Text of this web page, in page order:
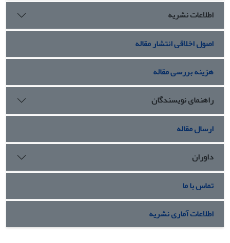
اطلاعات نشریه
اصول اخلاقی انتشار مقاله
هزینه بررسی مقاله
راهنمای نویسندگان
ارسال مقاله
داوران
تماس با ما
اطلاعات آماری نشریه